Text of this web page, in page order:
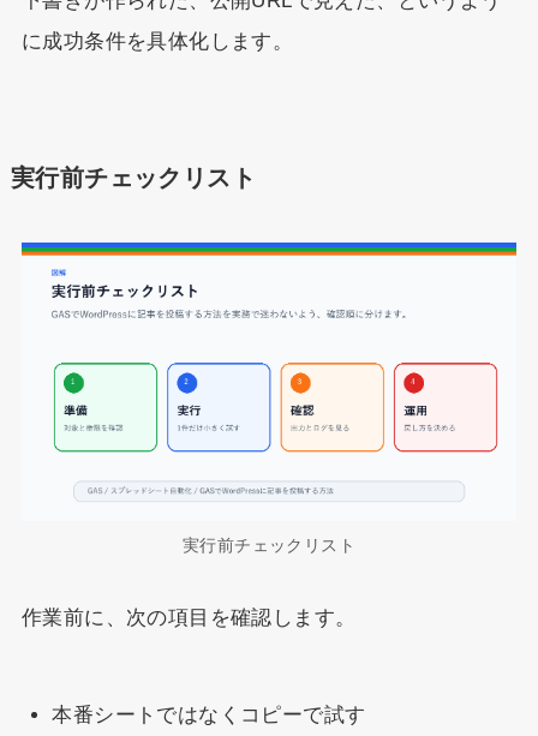
に成功条件を具体化します。
実行前チェックリスト
実行前チェックリスト
作業前に、次の項目を確認します。
本番シートではなくコピーで試す